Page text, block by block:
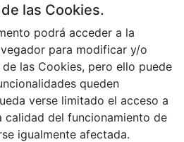
las Cookies.
podrá acceder a la
para modificar y/o
las Cookies, pero ello puede
queden
verse limitado el acceso a
calidad del funcionamiento de
igualmente afectada.